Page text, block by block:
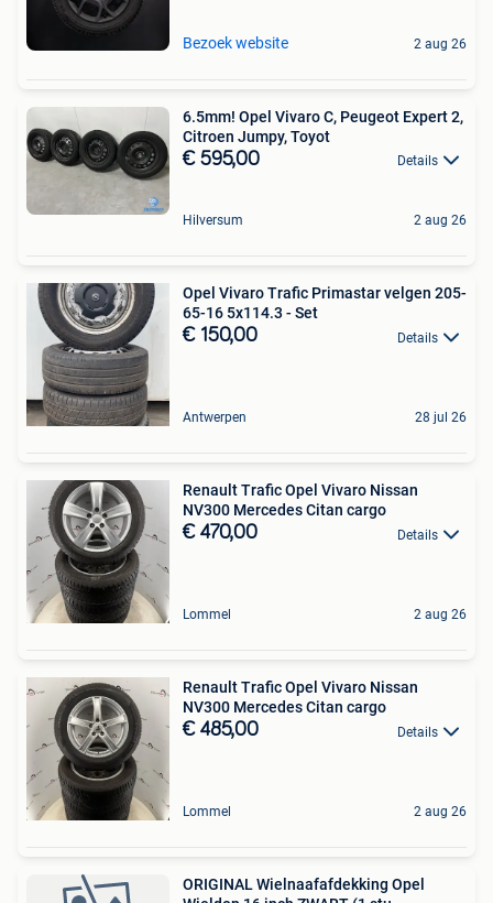
Bezoek website 2 aug 26
6.5mm! Opel Vivaro C, Peugeot Expert 2,
Citroen Jumpy, Toyot
€ 595,00 Details
Hilversum 2 aug 26
Opel Vivaro Trafic Primastar velgen 205-
65-16 5x114.3 - Set
€ 150,00 Details
Antwerpen 28 jul 26
Renault Trafic Opel Vivaro Nissan
NV300 Mercedes Citan cargo
€ 470,00 Details
Lommel 2 aug 26
Renault Trafic Opel Vivaro Nissan
NV300 Mercedes Citan cargo
€ 485,00 Details
Lommel 2 aug 26
ORIGINAL Wielnaafafdekking Opel